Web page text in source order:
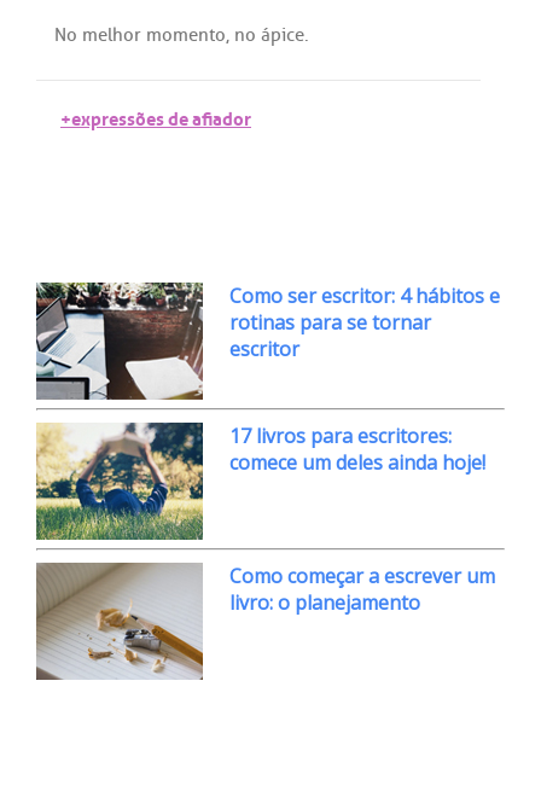
No melhor momento, no ápice.
+expressões de afiador
Como ser escritor: 4 hábitos e
rotinas para se tornar
escritor
17 livros para escritores:
comece um deles ainda hoje!
Como começar a escrever um
livro: o planejamento